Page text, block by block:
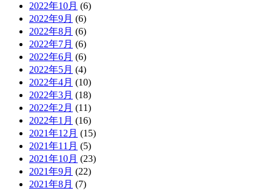
2022年10月 (6)
2022年9月 (6)
2022年8月 (6)
2022年7月 (6)
2022年6月 (6)
2022年5月 (4)
2022年4月 (10)
2022年3月 (18)
2022年2月 (11)
2022年1月 (16)
2021年12月 (15)
2021年11月 (5)
2021年10月 (23)
2021年9月 (22)
2021年8月 (7)